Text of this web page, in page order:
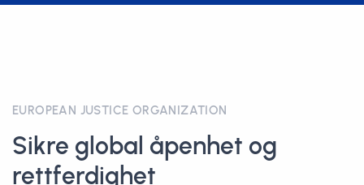
EUROPEAN JUSTICE ORGANIZATION
Sikre global åpenhet og
rettferdighet